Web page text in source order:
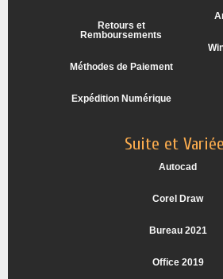
Retours et
Remboursements
Méthodes de Paiement
Expédition Numérique
Suite et
Autocad
Corel Draw
Bureau 2021
Office 2019